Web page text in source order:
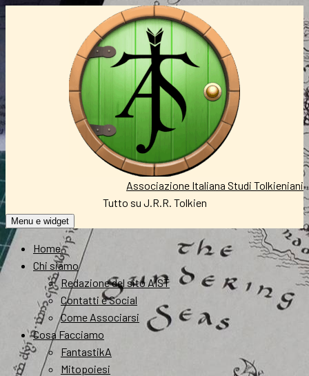
al
Associazione Italiana Studi Tolkieniani
Tutto su J.R.R. Tolkien
Menu e widget
Home
Chi siamo
Redazione del sito AIST
Contatti e Social
Come Associarsi
Cosa Facciamo
FantastikA
Mitopoiesi